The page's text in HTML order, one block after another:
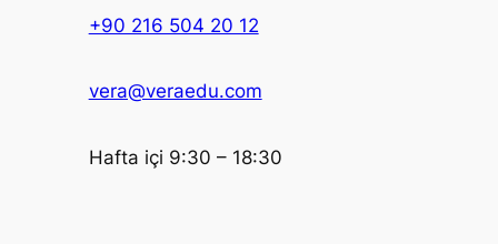
+90 216 504 20 12
vera@veraedu.com
Hafta içi 9:30 – 18:30